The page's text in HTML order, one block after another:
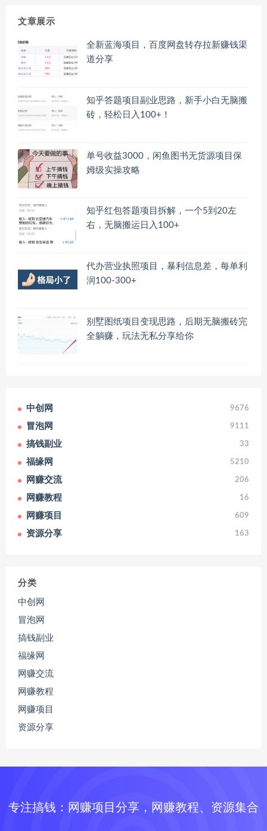
文章展示
全新蓝海项目，百度网盘转存拉新赚钱渠
道分享
知乎答题项目副业思路，新手小白无脑搬
砖，轻松日入100+！
单号收益3000，闲鱼图书无货源项目保
姆级实操攻略
知乎红包答题项目拆解，一个5到20左
右，无脑搬运日入100+
代办营业执照项目，暴利信息差，每单利
润100-300+
别墅图纸项目变现思路，后期无脑搬砖完
全躺赚，玩法无私分享给你
中创网 9676
冒泡网 9111
搞钱副业 33
福缘网 5210
网赚交流 206
网赚教程 16
网赚项目 609
资源分享 163
分类
中创网
冒泡网
搞钱副业
福缘网
网赚交流
网赚教程
网赚项目
资源分享
专注搞钱：网赚项目分享，网赚教程、资源集合